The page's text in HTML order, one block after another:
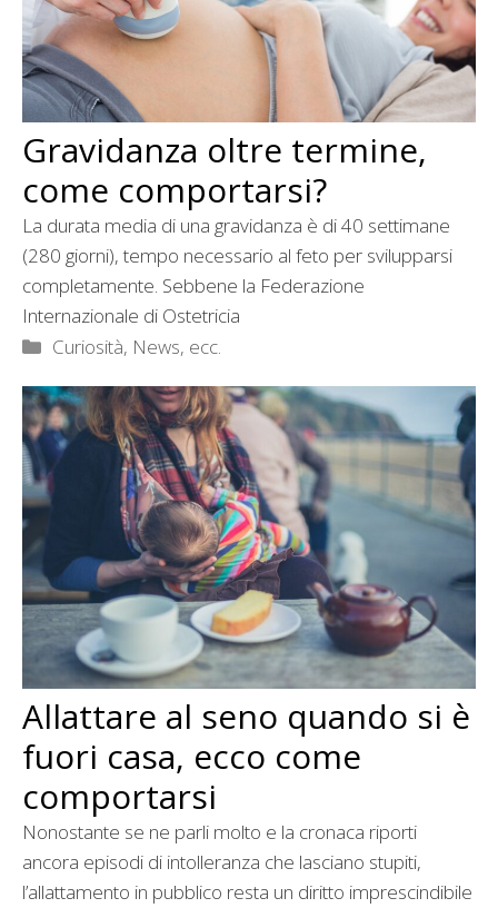
Gravidanza oltre termine,
come comportarsi?
La durata media di una gravidanza è di 40 settimane
(280 giorni), tempo necessario al feto per svilupparsi
completamente. Sebbene la Federazione
Internazionale di Ostetricia
Categorie
Curiosità, News, ecc.
Allattare al seno quando si è
fuori casa, ecco come
comportarsi
Nonostante se ne parli molto e la cronaca riporti
ancora episodi di intolleranza che lasciano stupiti,
l’allattamento in pubblico resta un diritto imprescindibile